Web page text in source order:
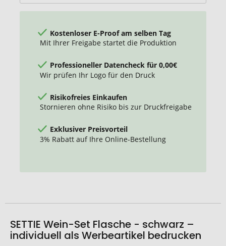
Kostenloser E-Proof am selben Tag
Mit Ihrer Freigabe startet die Produktion
Professioneller Datencheck für 0,00€
Wir prüfen Ihr Logo für den Druck
Risikofreies Einkaufen
Stornieren ohne Risiko bis zur Druckfreigabe
Exklusiver Preisvorteil
3% Rabatt auf Ihre Online-Bestellung
SETTIE Wein-Set Flasche - schwarz –
individuell als Werbeartikel bedrucken